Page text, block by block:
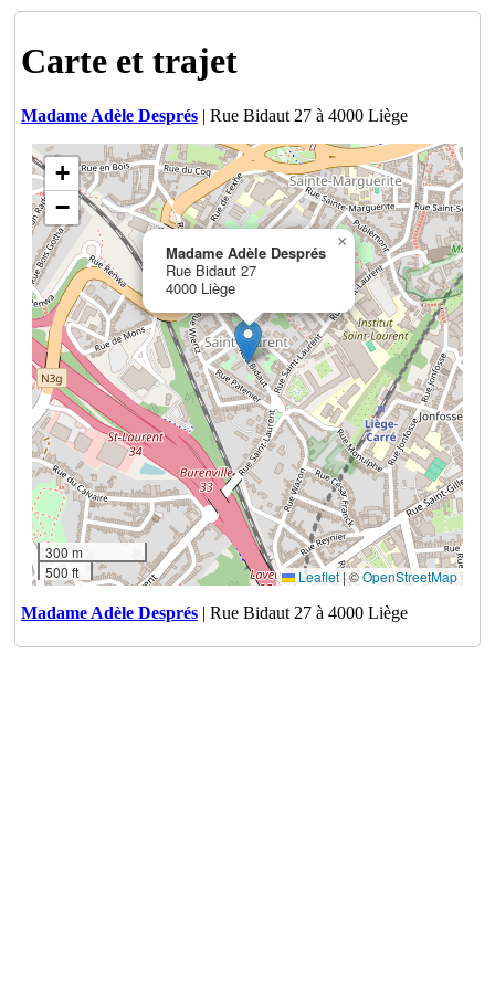
Carte et trajet
Madame Adèle Després| Rue Bidaut 27 à 4000 Liège
Madame Adèle Després
Rue Bidaut 27
4000 Liège
×
+
−
300 m
500 ft
Leaflet|©OpenStreetMap
Madame Adèle Després| Rue Bidaut 27 à 4000 Liège